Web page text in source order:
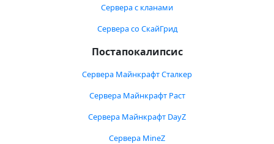
Сервера с кланами
Сервера со СкайГрид
Постапокалипсис
Сервера Майнкрафт Сталкер
Сервера Майнкрафт Раст
Сервера Майнкрафт DayZ
Сервера MineZ